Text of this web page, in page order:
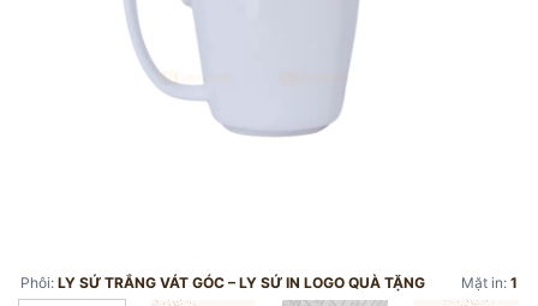
Phôi: LY SỨ TRẮNG VÁT GÓC – LY SỨ IN LOGO QUÀ TẶNG Mặt in: 1